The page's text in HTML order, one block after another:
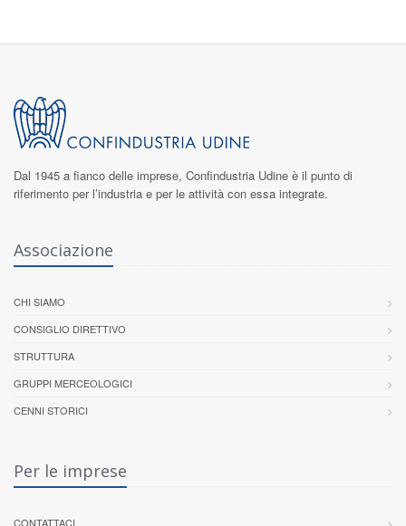
Dal 1945 a fianco delle imprese, Confindustria Udine è il punto di
riferimento per l’industria e per le attività con essa integrate.
Associazione
CHI SIAMO
CONSIGLIO DIRETTIVO
STRUTTURA
GRUPPI MERCEOLOGICI
CENNI STORICI
Per le imprese
CONTATTACI